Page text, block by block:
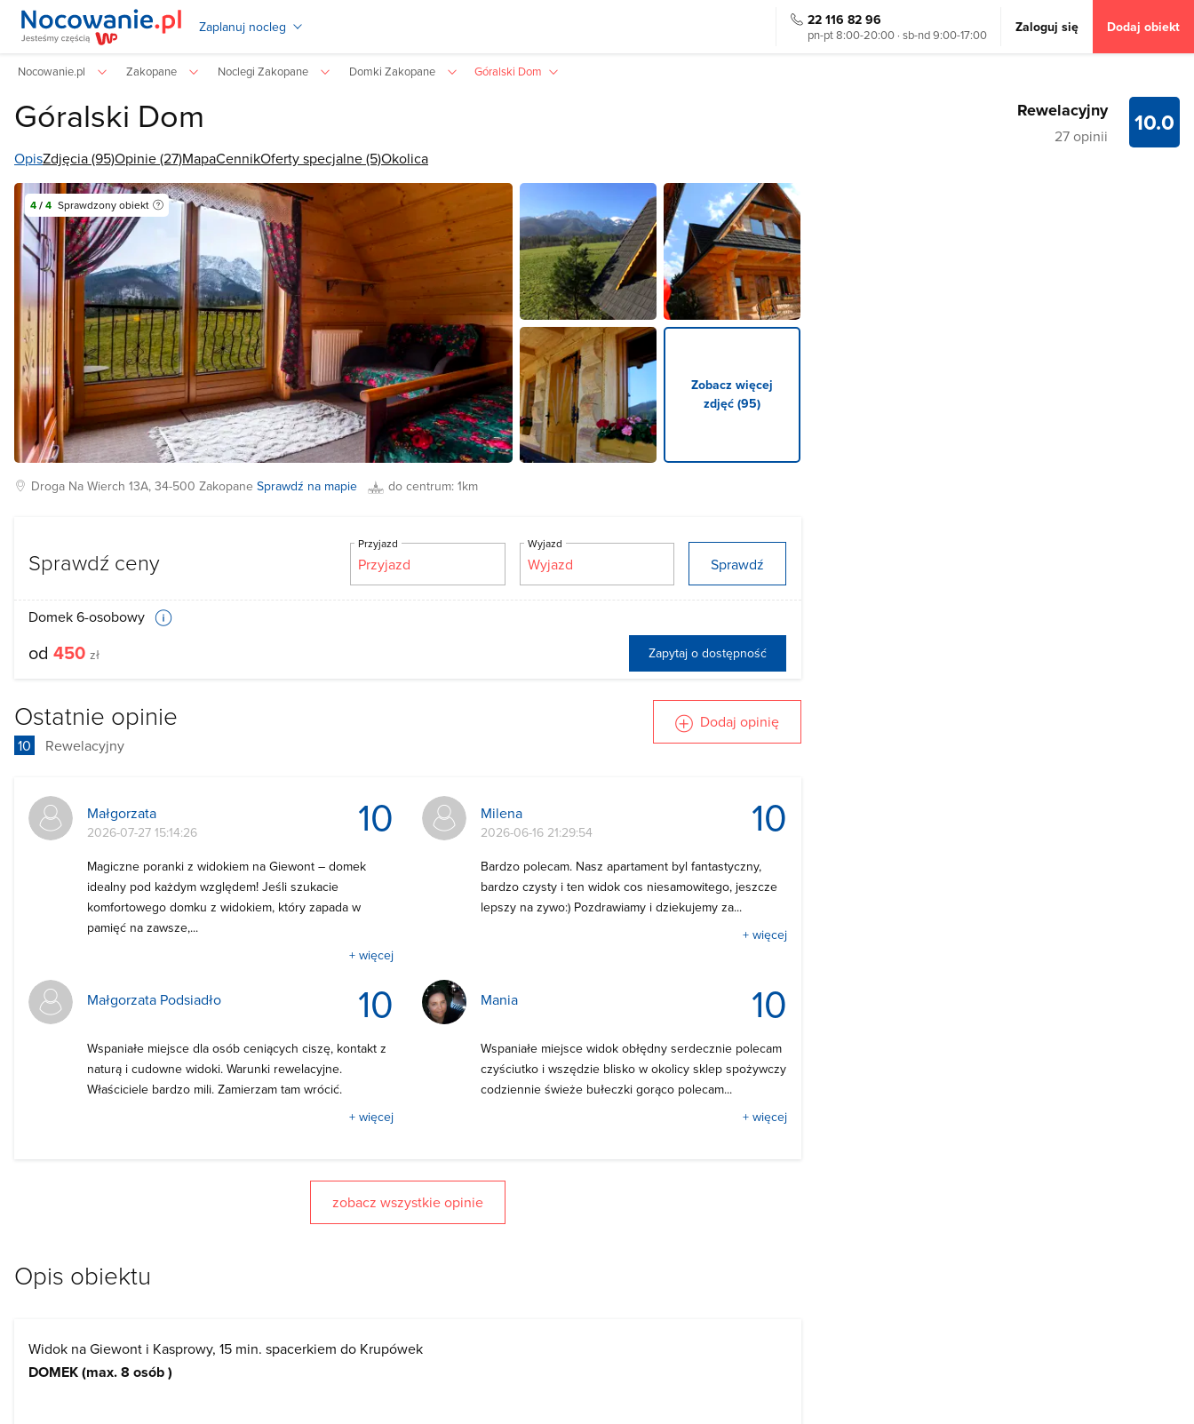
Zaplanuj nocleg 22 116 82 96
pn-pt 8:00-20:00 · sb-nd 9:00-17:00 Zaloguj się Dodaj obiekt
Nocowanie.pl Zakopane Noclegi Zakopane Domki Zakopane Góralski Dom
Góralski Dom 10.0
Rewelacyjny
27 opinii
OpisZdjęcia (95)Opinie (27)MapaCennikOferty specjalne (5)Okolica
Zobacz więcej
zdjęć (95)
4/4 Sprawdzony obiekt
Droga Na Wierch 13A, 34-500 Zakopane Sprawdź na mapie do centrum:1km
Sprawdź ceny
Przyjazd Wyjazd
Sprawdź
Domek 6-osobowy
od 450 zł Zapytaj o dostępność
Ostatnie opinie
10 Rewelacyjny
Dodaj opinię
10
Małgorzata
2026-07-27 15:14:26
Magiczne poranki z widokiem na Giewont – domek
idealny pod każdym względem! Jeśli szukacie
komfortowego domku z widokiem, który zapada w
pamięć na zawsze,...
+ więcej
10
Milena
2026-06-16 21:29:54
Bardzo polecam. Nasz apartament byl fantastyczny,
bardzo czysty i ten widok cos niesamowitego, jeszcze
lepszy na zywo:) Pozdrawiamy i dziekujemy za...
+ więcej
10
Małgorzata Podsiadło
Wspaniałe miejsce dla osób ceniących ciszę, kontakt z
naturą i cudowne widoki. Warunki rewelacyjne.
Właściciele bardzo mili. Zamierzam tam wrócić.
+ więcej
10
Mania
Wspaniałe miejsce widok obłędny serdecznie polecam
czyściutko i wszędzie blisko w okolicy sklep spożywczy
codziennie świeże bułeczki gorąco polecam...
+ więcej
zobacz wszystkie opinie
Opis obiektu
Widok na Giewont i Kasprowy, 15 min. spacerkiem do Krupówek
DOMEK (max. 8 osób )